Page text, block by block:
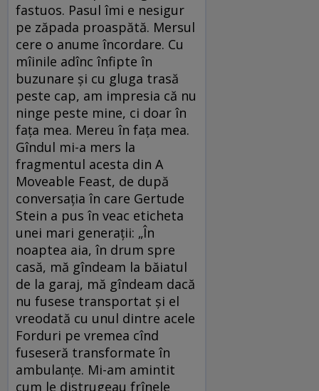
fastuos. Pasul îmi e nesigur
pe zăpada proaspătă. Mersul
cere o anume încordare. Cu
mîinile adînc înfipte în
buzunare şi cu gluga trasă
peste cap, am impresia că nu
ninge peste mine, ci doar în
faţa mea. Mereu în faţa mea.
Gîndul mi-a mers la
fragmentul acesta din A
Moveable Feast, de după
conversaţia în care Gertude
Stein a pus în veac eticheta
unei mari generaţii: „În
noaptea aia, în drum spre
casă, mă gîndeam la băiatul
de la garaj, mă gîndeam dacă
nu fusese transportat şi el
vreodată cu unul dintre acele
Forduri pe vremea cînd
fuseseră transformate în
ambulanţe. Mi-am amintit
cum le distrugeau frînele